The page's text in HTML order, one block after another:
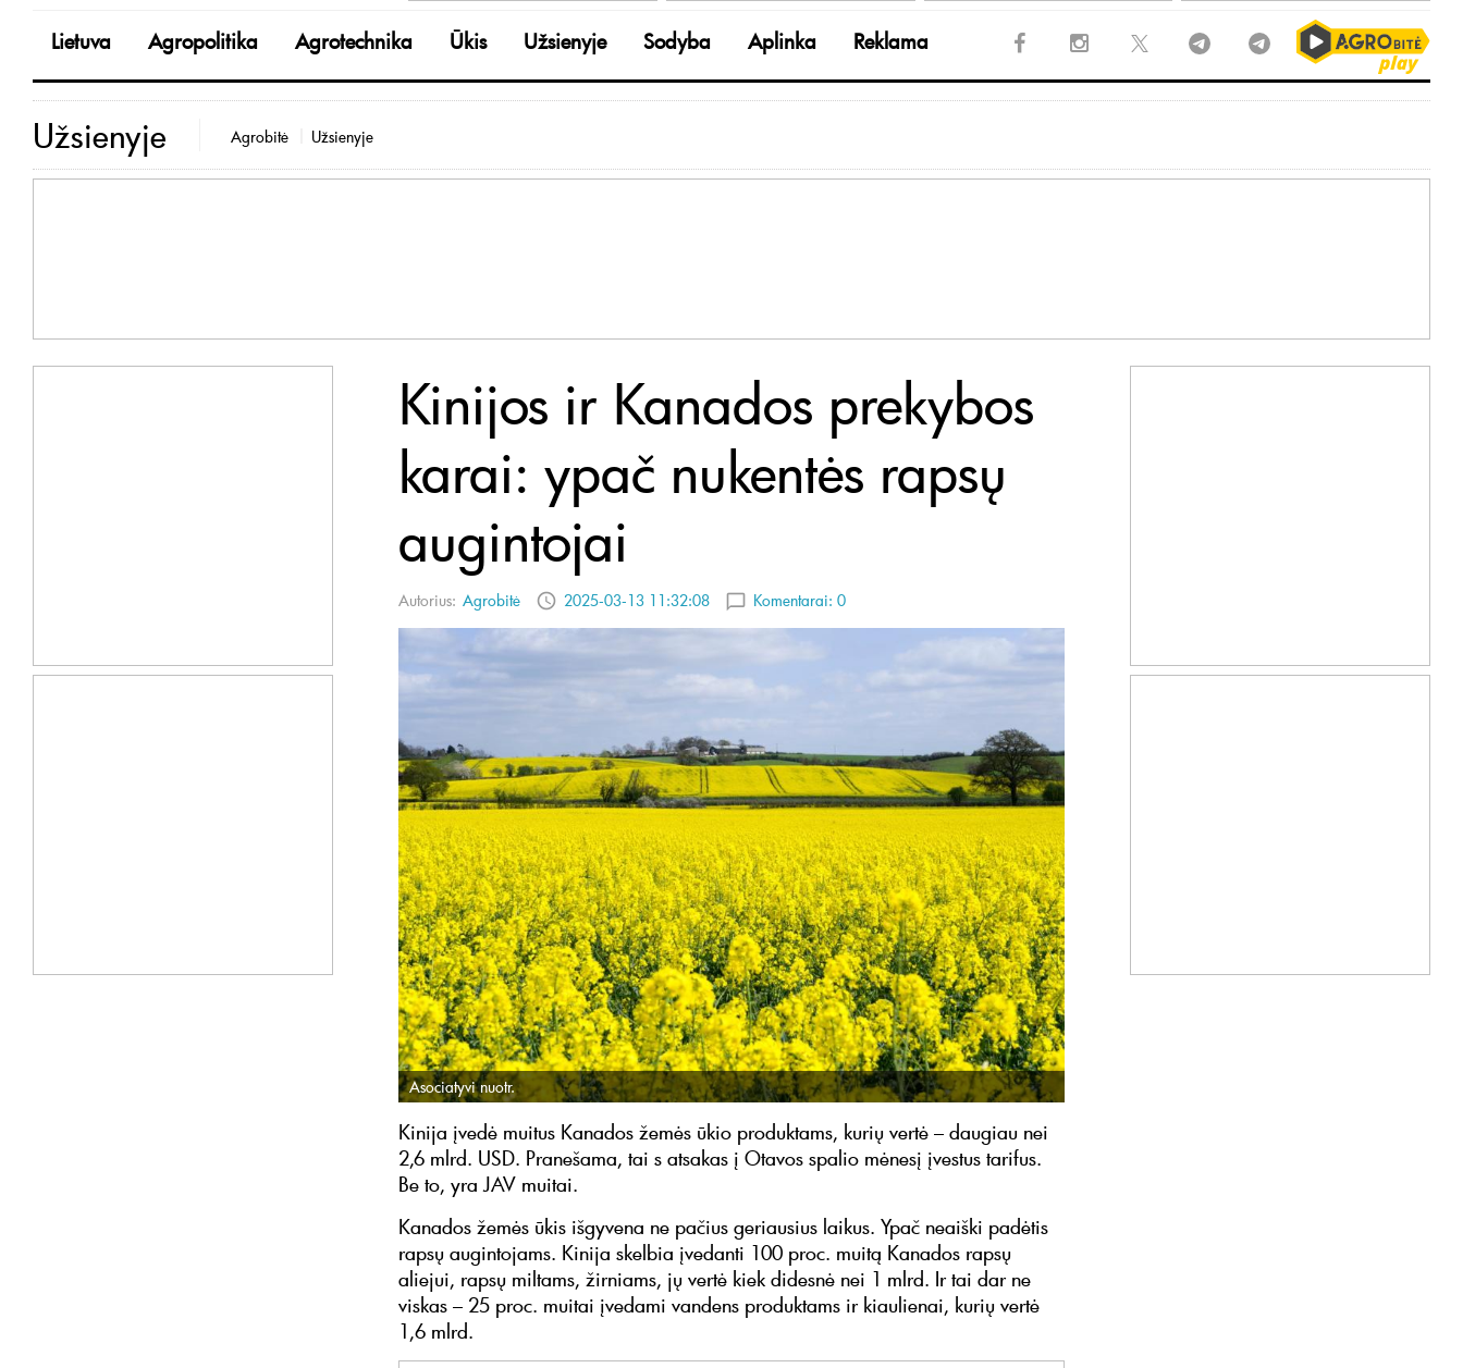
Lietuva Agropolitika Agrotechnika Ūkis Užsienyje Sodyba Aplinka Reklama
Užsienyje Agrobitė Užsienyje
Kinijos ir Kanados prekybos
karai: ypač nukentės rapsų
augintojai
Autorius: Agrobitė 2025-03-13 11:32:08 Komentarai: 0
Asociatyvi nuotr.
Kinija įvedė muitus Kanados žemės ūkio produktams, kurių vertė – daugiau nei
2,6 mlrd. USD. Pranešama, tai s atsakas į Otavos spalio mėnesį įvestus tarifus.
Be to, yra JAV muitai.
Kanados žemės ūkis išgyvena ne pačius geriausius laikus. Ypač neaiški padėtis
rapsų augintojams. Kinija skelbia įvedanti 100 proc. muitą Kanados rapsų
aliejui, rapsų miltams, žirniams, jų vertė kiek didesnė nei 1 mlrd. Ir tai dar ne
viskas – 25 proc. muitai įvedami vandens produktams ir kiaulienai, kurių vertė
1,6 mlrd.